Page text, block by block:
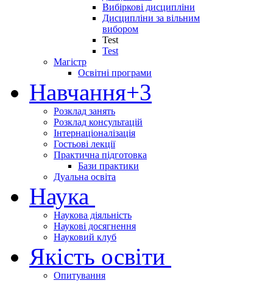
Вибіркові дисципліни
Дисципліни за вільним
вибором
Test
Test
Магістр
Освітні програми
Навчання+3
Розклад занять
Розклад консультацій
Інтернаціоналізація
Гостьові лекції
Практична підготовка
Бази практики
Дуальна освіта
Наука
Наукова діяльність
Наукові досягнення
Науковий клуб
Якість освіти
Опитування